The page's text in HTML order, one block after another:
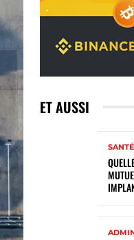
ET AUSSI
SANTÉ